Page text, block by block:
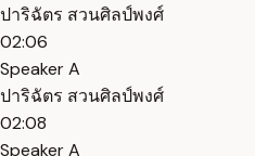
ปาริฉัตร สวนศิลป์พงศ์
02:06
Speaker A
ปาริฉัตร สวนศิลป์พงศ์
02:08
Speaker A